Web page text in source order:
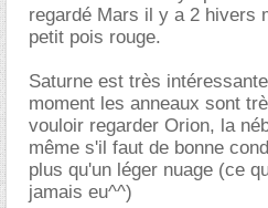
regardé Mars il y a 2 hivers
petit pois rouge.
Saturne est très
moment les anneaux sont
vouloir regarder Orion, la
même s'il faut de bonne
plus qu'un léger nuage (ce
jamais eu^^)